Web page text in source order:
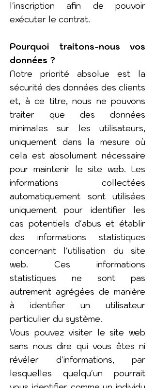
l'inscription afin de pouvoir
exécuter le contrat.
Pourquoi traitons-nous vos
données ?
Notre priorité absolue est la
sécurité des données des clients
et, à ce titre, nous ne pouvons
traiter que des données
minimales sur les utilisateurs,
uniquement dans la mesure où
cela est absolument nécessaire
pour maintenir le site web. Les
informations collectées
automatiquement sont utilisées
uniquement pour identifier les
cas potentiels d'abus et établir
des informations statistiques
concernant l'utilisation du site
web. Ces informations
statistiques ne sont pas
autrement agrégées de manière
à identifier un utilisateur
particulier du système.
Vous pouvez visiter le site web
sans nous dire qui vous êtes ni
révéler d'informations, par
lesquelles quelqu'un pourrait